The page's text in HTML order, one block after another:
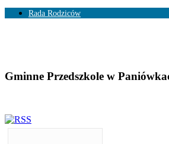
Rada Rodziców
Gminne Przedszkole w